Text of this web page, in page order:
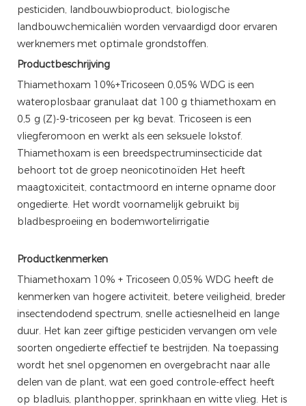
pesticiden, landbouwbioproduct, biologische
landbouwchemicaliën worden vervaardigd door ervaren
werknemers met optimale grondstoffen.
Productbeschrijving
Thiamethoxam 10%+Tricoseen 0,05% WDG is een
wateroplosbaar granulaat dat 100 g thiamethoxam en
0,5 g (Z)-9-tricoseen per kg bevat. Tricoseen is een
vliegferomoon en werkt als een seksuele lokstof.
Thiamethoxam is een breedspectruminsecticide dat
behoort tot de groep neonicotinoïden Het heeft
maagtoxiciteit, contactmoord en interne opname door
ongedierte. Het wordt voornamelijk gebruikt bij
bladbesproeiing en bodemwortelirrigatie
Productkenmerken
Thiamethoxam 10% + Tricoseen 0,05% WDG heeft de
kenmerken van hogere activiteit, betere veiligheid, breder
insectendodend spectrum, snelle actiesnelheid en lange
duur. Het kan zeer giftige pesticiden vervangen om vele
soorten ongedierte effectief te bestrijden. Na toepassing
wordt het snel opgenomen en overgebracht naar alle
delen van de plant, wat een goed controle-effect heeft
op bladluis, planthopper, sprinkhaan en witte vlieg. Het is